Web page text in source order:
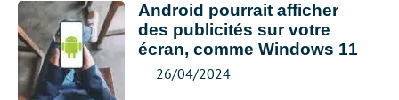
Android pourrait afficher
des publicités sur votre
écran, comme Windows 11
26/04/2024